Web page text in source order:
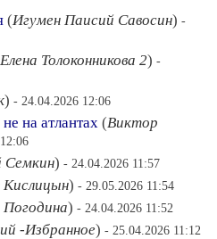
(Игумен Паисий Савосин) -
Елена Толоконникова 2) -
) - 24.04.2026 12:06
на атлантах (Виктор
Семкин) - 24.04.2026 11:57
Кислицын) - 29.05.2026 11:54
) - 24.04.2026 11:52
-Избранное) - 25.04.2026 11:12